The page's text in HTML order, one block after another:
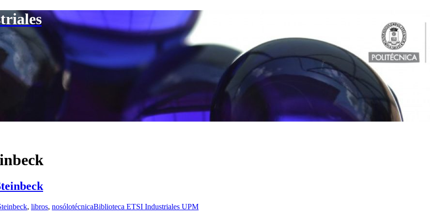
, libros, nosólotécnicaBiblioteca ETSI Industriales UPM